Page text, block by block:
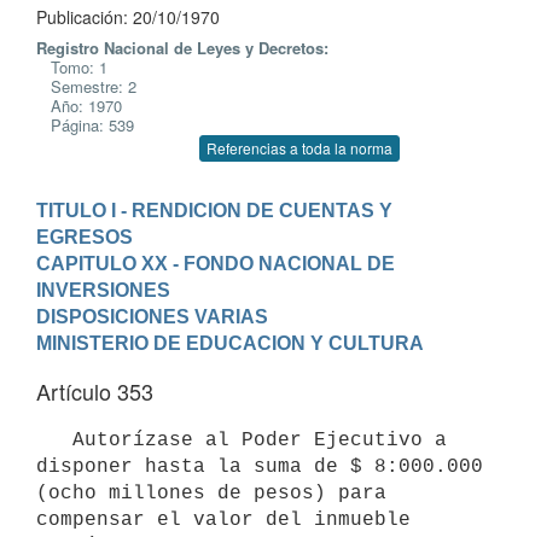
Publicación: 20/10/1970
Registro Nacional de Leyes y Decretos:
Tomo: 1
Semestre: 2
Año: 1970
Página: 539
Referencias a toda la norma
TITULO I - RENDICION DE CUENTAS Y
EGRESOS
CAPITULO XX - FONDO NACIONAL DE
INVERSIONES
DISPOSICIONES VARIAS
MINISTERIO DE EDUCACION Y CULTURA
Artículo 353
disponer hasta la suma de $ 8:000.000
(ocho millones de pesos) para
compensar el valor del inmueble